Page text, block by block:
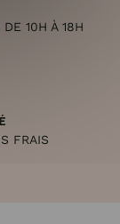
10H À 18H
FRAIS